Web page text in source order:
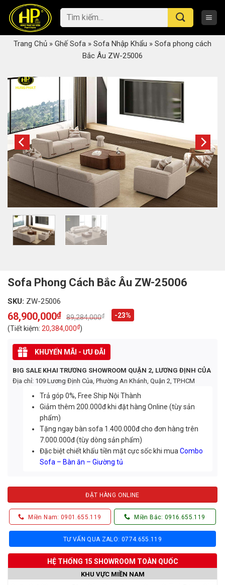
content
Tìm
kiếm:
Trang Chủ » Ghế Sofa » Sofa Nhập Khẩu » Sofa phong cách
Bắc Âu ZW-25006
Sofa Phong Cách Bắc Âu ZW-25006
SKU: ZW-25006
89,284,000₫
Original
price
was:
89,284,000₫.
68,900,000₫
Current
price
is:
68,900,000₫.
-23%
(Tiết kiệm: 20,384,000₫)
KHUYẾN MÃI - ƯU ĐÃI
BIG SALE KHAI TRƯƠNG SHOWROOM QUẬN 2, LƯƠNG ĐỊNH CỦA
Địa chỉ: 109 Lương Định Của, Phường An Khánh, Quận 2, TP.HCM
Trả góp 0%, Free Ship Nội Thành
Giảm thêm 200.000đ khi đặt hàng Online (tùy sản
phẩm)
Tặng ngay bàn sofa 1.400.000đ cho đơn hàng trên
7.000.000đ (tùy dòng sản phẩm)
Đặc biệt chiết khấu tiền mặt cực sốc khi muaCombo
Sofa – Bàn ăn – Giường tủ
ĐẶT HÀNG ONLINE
Miền Nam: 0901.655.119 Miền Bắc: 0916.655.119
TƯ VẤN QUA ZALO: 0774.655.119
HỆ THỐNG 15 SHOWROOM TOÀN QUỐC
KHU VỰC MIỀN NAM